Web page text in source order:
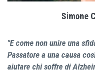
Simone
"E come non unire una
Passatore a una causa
aiutare chi soffre di